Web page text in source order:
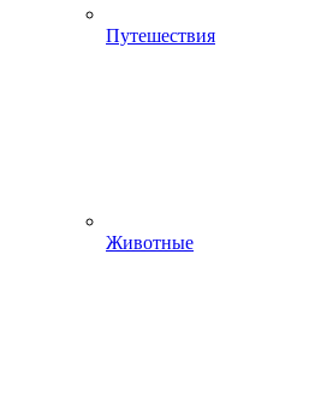
Путешествия
Животные